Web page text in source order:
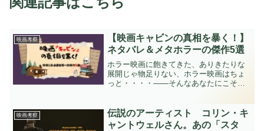
映画考察
【映画キャビンの真相を暴く！】
ネタバレ＆メタホラーの傑作5選
ホラー映画に飽きてきた、ありきたりな
展開じゃ物足りない、ホラー映画はちょ
っと・・・・——そんなあなたにこそ観
われるほど有名な作品で、作品の構造は
だいたい知ってるよという...
映画考察
伝説のアーティスト コリン・キ
ャントウェルさん。あの「スタ